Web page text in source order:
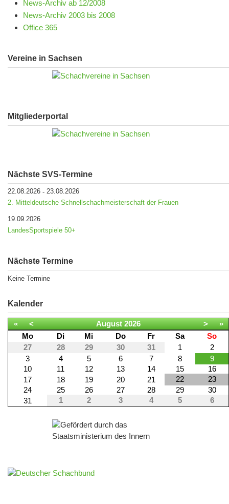
News-Archiv ab 12/2008
News-Archiv 2003 bis 2008
Office 365
Vereine in Sachsen
Mitgliederportal
Nächste SVS-Termine
22.08.2026 - 23.08.2026
2. Mitteldeutsche Schnellschachmeisterschaft der Frauen
19.09.2026
LandesSportspiele 50+
Nächste Termine
Keine Termine
Kalender
« < August 2026 >
»
Mo
Di Mi Do Fr Sa
So
27
28 29 30 31 1
2
3
4 5 6 7 8
9
10
11 12 13 14 15
16
17
18 19 20 21 22
23
24
25 26 27 28 29
30
31
1 2 3 4 5 6